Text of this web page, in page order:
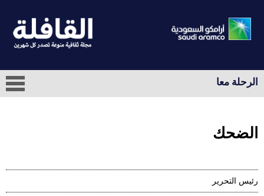
الرحلة معا
الضحك
رئيس التحرير